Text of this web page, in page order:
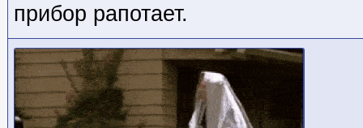
прибор рапотает.